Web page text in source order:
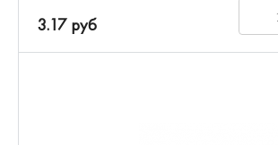
3.17 руб